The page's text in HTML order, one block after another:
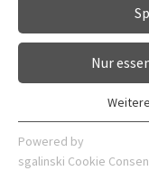
Forschung
Karriere
Ärztin in
Klinik für
Nur
Essentielle Cookies
Webseite benötigt.
Powered by
sgalinski Cookie